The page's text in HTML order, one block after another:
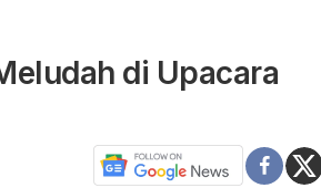
di Upacara